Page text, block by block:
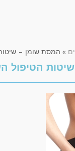
» המסת שומן –
הטיפול